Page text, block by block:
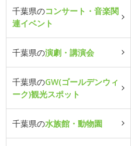
千葉県のコンサート・音楽関
連イベント
千葉県の演劇・講演会
千葉県のGW(ゴールデンウィ
ーク)観光スポット
千葉県の水族館・動物園